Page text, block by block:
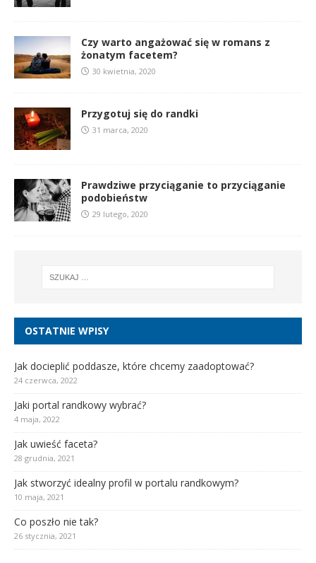
Czy warto angażować się w romans z
żonatym facetem?
30 kwietnia, 2020
Przygotuj się do randki
31 marca, 2020
Prawdziwe przyciąganie to przyciąganie
podobieństw
29 lutego, 2020
OSTATNIE WPISY
Jak docieplić poddasze, które chcemy zaadoptować?
24 czerwca, 2022
Jaki portal randkowy wybrać?
4 maja, 2022
Jak uwieść faceta?
28 grudnia, 2021
Jak stworzyć idealny profil w portalu randkowym?
10 maja, 2021
Co poszło nie tak?
26 stycznia, 2021